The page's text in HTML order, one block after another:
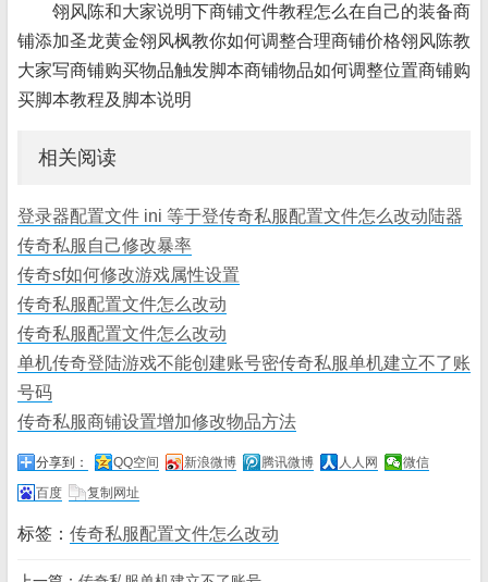
翎风陈和大家说明下商铺文件教程怎么在自己的装备商
铺添加圣龙黄金翎风枫教你如何调整合理商铺价格翎风陈教
大家写商铺购买物品触发脚本商铺物品如何调整位置商铺购
买脚本教程及脚本说明
相关阅读
登录器配置文件 ini 等于登传奇私服配置文件怎么改动陆器
传奇私服自己修改暴率
传奇sf如何修改游戏属性设置
传奇私服配置文件怎么改动
传奇私服配置文件怎么改动
单机传奇登陆游戏不能创建账号密传奇私服单机建立不了账
号码
传奇私服商铺设置增加修改物品方法
分享到： QQ空间 新浪微博 腾讯微博 人人网
微信
百度
复制网址
标签： 传奇私服配置文件怎么改动